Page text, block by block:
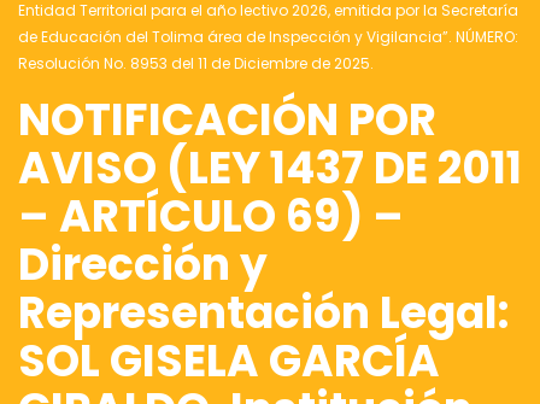
Entidad Territorial para el año lectivo 2026, emitida por la Secretaría
de Educación del Tolima área de Inspección y Vigilancia”. NÚMERO:
Resolución No. 8953 del 11 de Diciembre de 2025.
NOTIFICACIÓN POR
AVISO (LEY 1437 DE 2011
– ARTÍCULO 69) –
Dirección y
Representación Legal:
SOL GISELA GARCÍA